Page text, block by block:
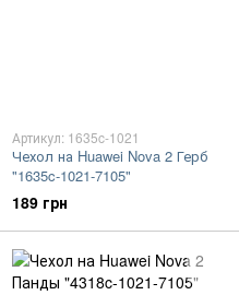
Артикул: 1635c-1021
Чехол на Huawei Nova 2 Герб
"1635c-1021-7105"
189 грн